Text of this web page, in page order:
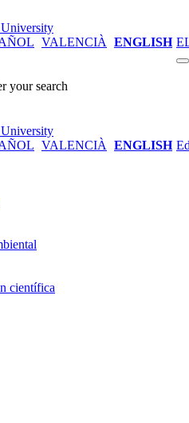
VALENCIÀ ENGLISH
your search
VALENCIÀ ENGLISH
científica